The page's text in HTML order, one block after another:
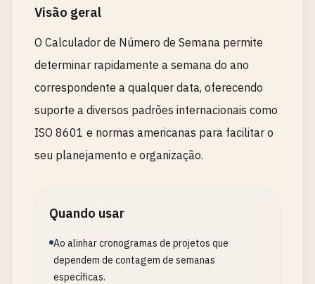
Visão geral
O Calculador de Número de Semana permite
determinar rapidamente a semana do ano
correspondente a qualquer data, oferecendo
suporte a diversos padrões internacionais como
ISO 8601 e normas americanas para facilitar o
seu planejamento e organização.
Quando usar
Ao alinhar cronogramas de projetos que
dependem de contagem de semanas
específicas.